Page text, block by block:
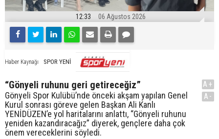
12:33 06 Ağustos 2026
Haber Kaynağı SPOR YENİ
“Gönyeli ruhunu geri getireceğiz”
Gönyeli Spor Kulübü’nde önceki akşam yapılan Genel
Kurul sonrası göreve gelen Başkan Ali Kanlı
YENİDÜZEN’e yol haritalarını anlattı, “Gönyeli ruhunu
yeniden kazandıracağız” diyerek, gençlere daha çok
önem vereceklerini söyledi.
A+
A-